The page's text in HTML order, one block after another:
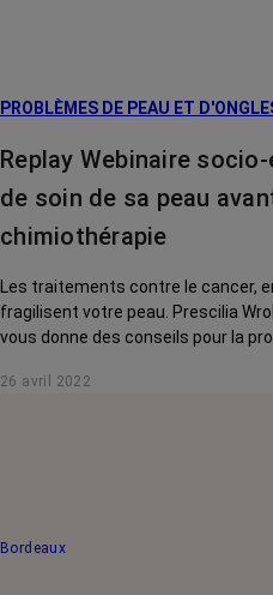
PROBLÈMES DE PEAU ET
Replay Webinaire
de soin de sa peau
chimiothérapie
Les traitements contre le cancer,
fragilisent votre peau. Prescilia
vous donne des conseils pour la
26 avril 2022
Bordeaux